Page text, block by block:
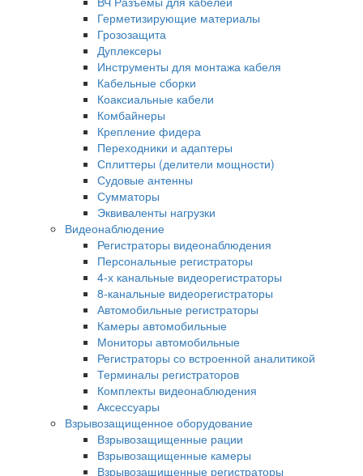
Герметизирующие материалы
Грозозащита
Дуплексеры
Инструменты для монтажа кабеля
Кабельные сборки
Коаксиальные кабели
Комбайнеры
Крепление фидера
Переходники и адаптеры
Сплиттеры (делители мощности)
Судовые антенны
Сумматоры
Эквиваленты нагрузки
Видеонаблюдение
Регистраторы видеонаблюдения
Персональные регистраторы
4-х канальные видеорегистраторы
8-канальные видеорегистраторы
Автомобильные регистраторы
Камеры автомобильные
Мониторы автомобильные
Регистраторы со встроенной аналитикой
Терминалы регистраторов
Комплекты видеонаблюдения
Аксессуары
Взрывозащищенное оборудование
Взрывозащищенные рации
Взрывозащищенные камеры
Взрывозащищенные регистраторы